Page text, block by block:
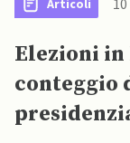
Elezioni in
conteggio